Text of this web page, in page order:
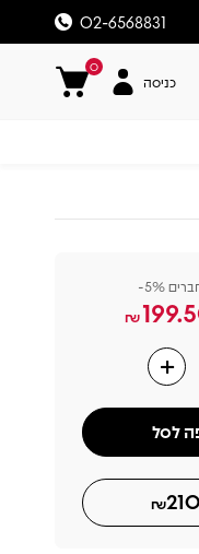
02-6568831
0
כניסה
5%-
₪
לסל
210
₪